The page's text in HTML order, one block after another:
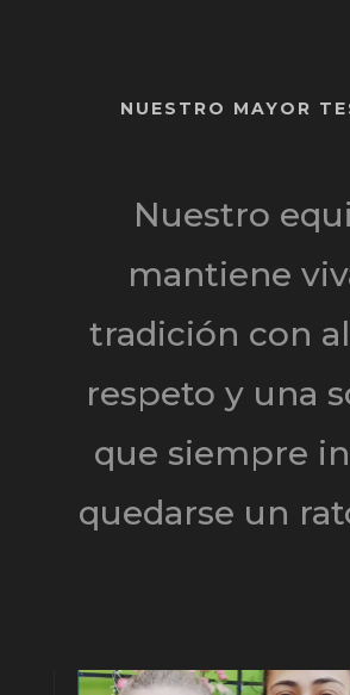
NUESTRO MAYOR
Nuestro
mantiene
tradición con
respeto y una
que siempre
quedarse un